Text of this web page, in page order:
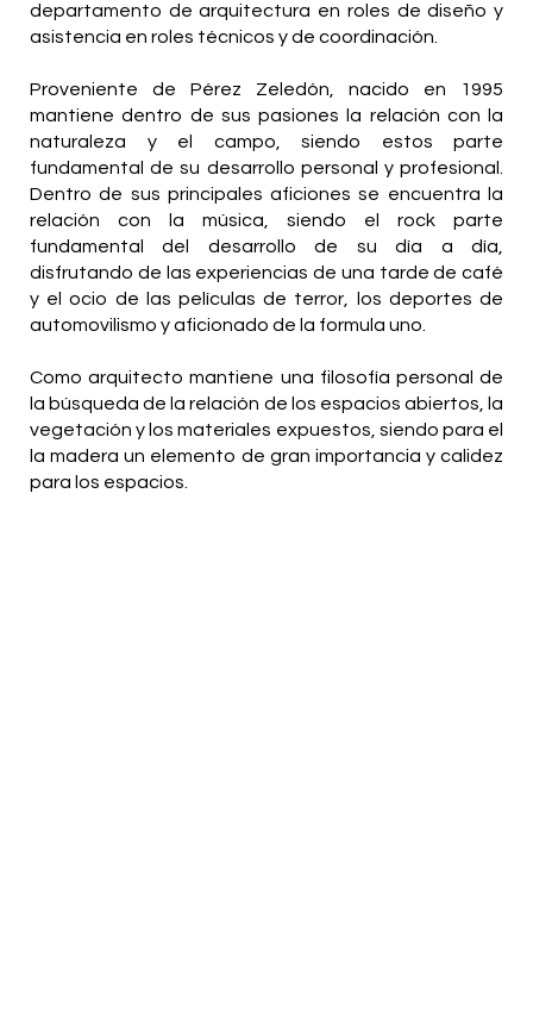
departamento de arquitectura en roles de diseño y
asistencia en roles técnicos y de coordinación.
Proveniente de Pérez Zeledón, nacido en 1995
mantiene dentro de sus pasiones la relación con la
naturaleza y el campo, siendo estos parte
fundamental de su desarrollo personal y profesional.
Dentro de sus principales aficiones se encuentra la
relación con la música, siendo el rock parte
fundamental del desarrollo de su día a día,
disfrutando de las experiencias de una tarde de café
y el ocio de las películas de terror, los deportes de
automovilismo y aficionado de la formula uno.
Como arquitecto mantiene una filosofía personal de
la búsqueda de la relación de los espacios abiertos, la
vegetación y los materiales expuestos, siendo para el
la madera un elemento de gran importancia y calidez
para los espacios.